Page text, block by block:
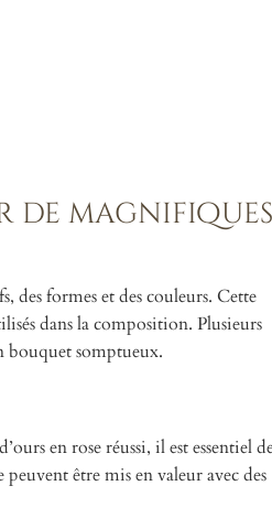
de magnifiques
des formes et des couleurs. Cette
dans la composition. Plusieurs
bouquet somptueux.
en rose réussi, il est essentiel
être mis en valeur avec des